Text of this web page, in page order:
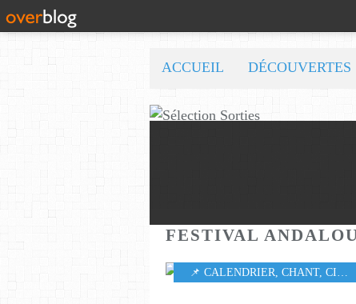
ACCUEIL DÉCOUVERTES
FESTIVAL
📌 CALENDRIER, CHANT, CINÉMA